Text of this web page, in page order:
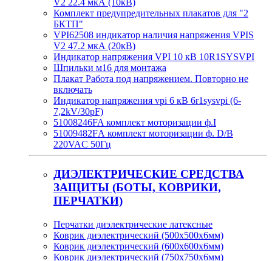
V2 22.4 мкА (10кВ)
Комплект предупредительных плакатов для "2
БКТП"
VPI62508 индикатор наличия напряжения VPIS
V2 47.2 мкА (20кВ)
Индикатор напряжения VPI 10 кВ 10R1SYSVPI
Шпильки м16 для монтажа
Плакат Работа под напряжением. Повторно не
включать
Индикатор напряжения vpi 6 кВ 6r1sysvpi (6-
7,2kV/30pF)
51008246FA комплект моторизации ф.I
51009482FА комплект моторизации ф. D/B
220VAC 50Гц
ДИЭЛЕКТРИЧЕСКИЕ СРЕДСТВА
ЗАЩИТЫ (БОТЫ, КОВРИКИ,
ПЕРЧАТКИ)
Перчатки диэлектрические латексные
Коврик диэлектрический (500х500х6мм)
Коврик диэлектрический (600х600х6мм)
Коврик диэлектрический (750х750х6мм)